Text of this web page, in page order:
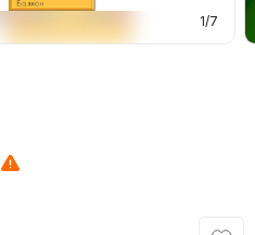
1/7